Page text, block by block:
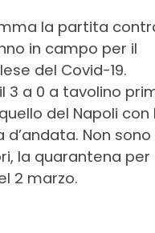
la partita
in campo per il
del Covid-19.
3 a 0 a tavolino
del Napoli con
Non sono
la quarantena per
2 marzo.